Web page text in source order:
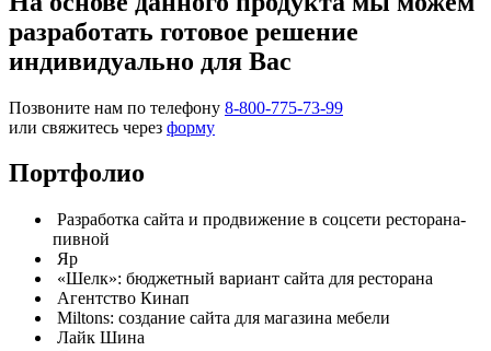
разработать готовое решение
индивидуально для Вас
Позвоните нам по телефону 8-800-775-73-99
или свяжитесь через форму
Портфолио
Разработка сайта и продвижение в соцсети ресторана-
пивной
Яр
«Шелк»: бюджетный вариант сайта для ресторана
Агентство Кинап
Miltons: создание сайта для магазина мебели
Лайк Шина